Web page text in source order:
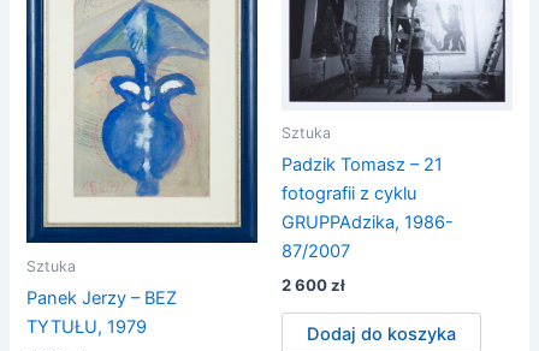
Sztuka
Panek Jerzy – BEZ
TYTUŁU, 1979
Sztuka
Padzik Tomasz – 21
fotografii z cyklu
GRUPPAdzika, 1986-
87/2007
2 600zł
Dodaj do koszyka